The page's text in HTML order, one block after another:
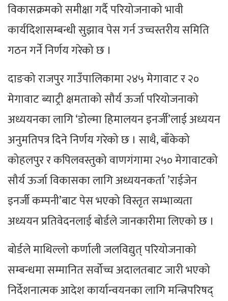
विकासक्रमको समीक्षा गर्दै परियोजनाको भावी
कार्यदिशासम्बन्धी सुझाव पेस गर्न उच्चस्तरीय समिति
गठन गर्ने निर्णय गरेको छ ।
दाङको राजपुर गाउँपालिकामा २४५ मेगावाट र २०
मेगावाट ब्याट्री क्षमताको सौर्य ऊर्जा परियोजनाको
अध्ययनका लागि ‘डोल्मा हिमालयन इनर्जी’लाई अध्ययन
अनुमतिपत्र दिने निर्णय गरेको छ । साथै, बाँकेको
कोहलपुर र कपिलवस्तुको वाणगंगामा २५० मेगावाटको
सौर्य ऊर्जा विकासका लागि अध्ययनकर्ता ’राईजेन
इनर्जी कम्पनी’बाट पेस भएको विस्तृत सम्भाव्यता
अध्ययन प्रतिवेदनलाई बोर्डले जानकारीमा लिएको छ ।
बोर्डले माथिल्लो कर्णाली जलविद्युत् परियोजनाको
सम्बन्धमा सम्मानित सर्वोच्च अदालतबाट जारी भएको
निर्देशनात्मक आदेश कार्यान्वयनका लागि मन्त्रिपरिषद्